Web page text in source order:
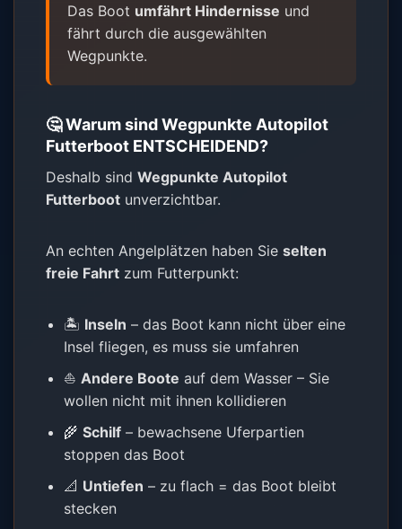
Das Boot umfährt Hindernisse und
fährt durch die ausgewählten
Wegpunkte.
🤔 Warum sindWegpunkte Autopilot
Futterboot ENTSCHEIDEND?
Deshalb sindWegpunkte Autopilot
Futterboot unverzichtbar.
An echten Angelplätzen haben Sieselten
freie Fahrt zum Futterpunkt:
🏝️ Inseln – das Boot kann nicht über eine
Insel fliegen, es muss sie umfahren
⛵ Andere Boote auf dem Wasser – Sie
wollen nicht mit ihnen kollidieren
🌾Schilf – bewachsene Uferpartien
stoppen das Boot
📐 Untiefen – zu flach = das Boot bleibt
stecken